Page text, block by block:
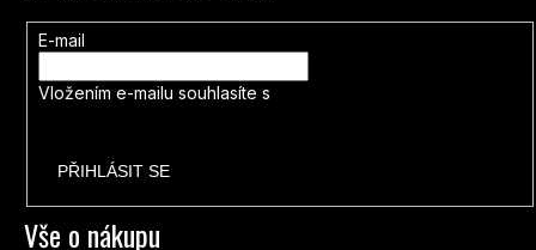
Vše o nákupu
E-mail
Vložením e-mailu souhlasíte s
PŘIHLÁSIT SE